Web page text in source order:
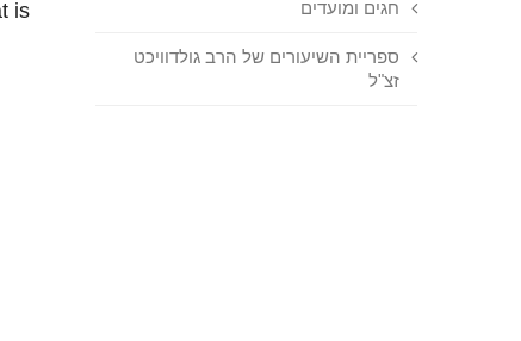
חגים ומועדים
ספריית השיעורים של הרב גולדוויכט
זצ"ל